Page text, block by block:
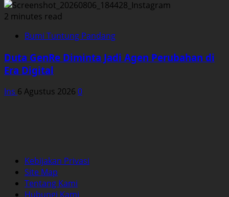
2 minutes read
Bumi Tuntung Pandang
Duta GenRe Diminta Jadi Agen Perubahan di
Era Digital
Ins 6 Agustus 2026 0
Kebijakan Privasi
Site Map
Tentang Kami
Hubungi Kami